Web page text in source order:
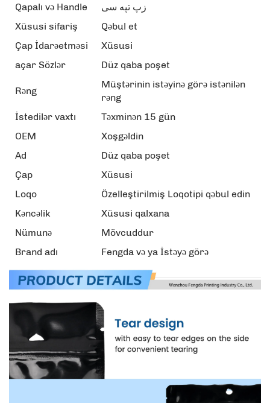
Qapalı və Handle
زپ تپه سی
Xüsusi sifariş
Qəbul et
Çap İdarəetməsi
Xüsusi
açar Sözlər
Düz qaba poşet
Rəng
Müştərinin istəyinə görə istənilən
rəng
İstedilər vaxtı
Təxminən 15 gün
OEM
Xoşgəldin
Ad
Düz qaba poşet
Çap
Xüsusi
Loqo
Özelleştirilmiş Loqotipi qəbul edin
Kəncəlik
Xüsusi qalxana
Nümunə
Mövcuddur
Brand adı
Fengda və ya İstəyə görə